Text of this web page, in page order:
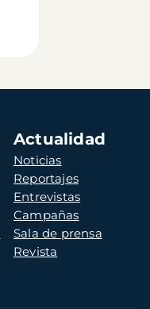
Actualidad
Noticias
Reportajes
Entrevistas
Campañas
Sala de prensa
Revista